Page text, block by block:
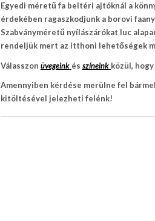
Egyedi méretű fa beltéri ajtóknál a
érdekében ragaszkodjunk a borovi
Szabványméretű nyílászárókat luc
rendeljük mert az itthoni lehetőségek
Válasszon üvegeink és színeink közül,
Amennyiben kérdése merülne fel
kitöltésével jelezheti felénk!